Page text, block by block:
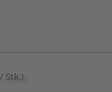
Stk.)